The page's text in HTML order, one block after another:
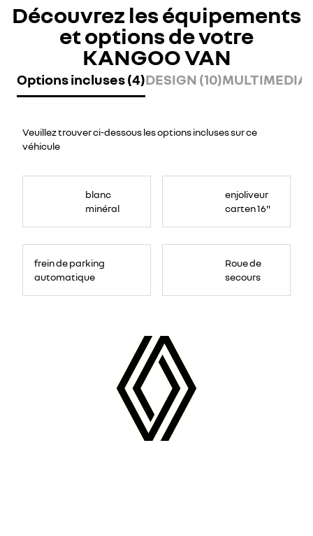
Découvrez les équipements
et options de votre
KANGOO VAN
Options incluses (4)DESIGN (10)MULTIMEDIA
Veuillez trouver ci-dessous les options incluses sur ce
véhicule
blanc
minéral
enjoliveur
carten 16"
frein de parking
automatique
Roue de
secours